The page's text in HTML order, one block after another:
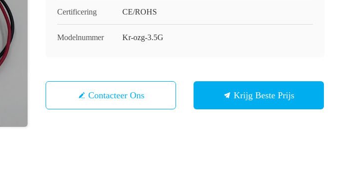
Certificering CE/ROHS
Modelnummer Kr-ozg-3.5G
Contacteer Ons Krijg Beste Prijs